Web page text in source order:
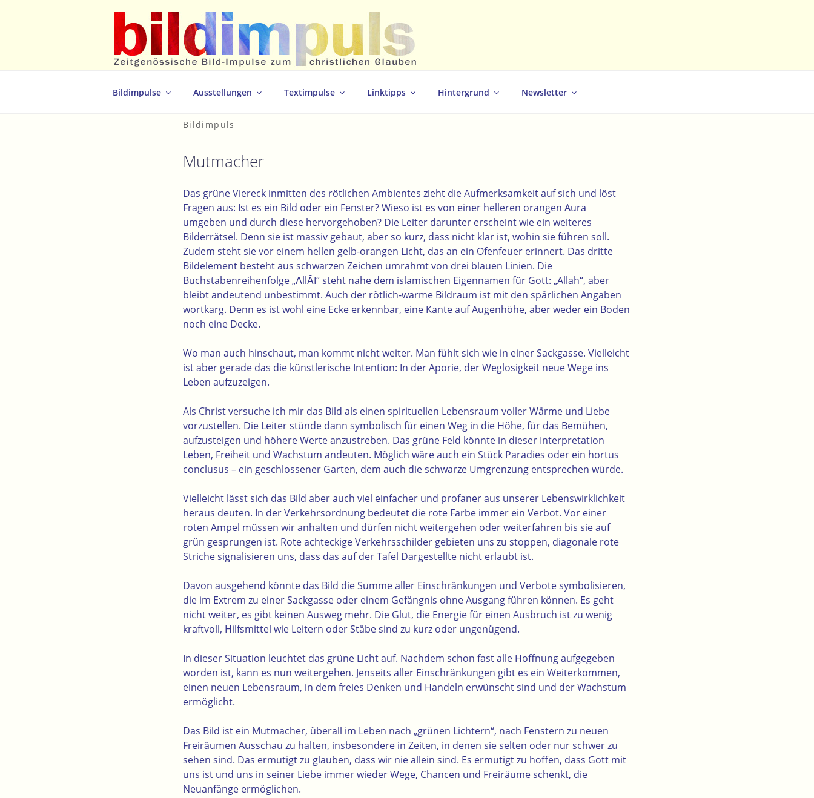
Bildimpulse Ausstellungen Textimpulse Linktipps Hintergrund Newsletter
Bildimpuls
Mutmacher
Das grüne Viereck inmitten des rötlichen Ambientes zieht die Aufmerksamkeit auf sich und löst
Fragen aus: Ist es ein Bild oder ein Fenster? Wieso ist es von einer helleren orangen Aura
umgeben und durch diese hervorgehoben? Die Leiter darunter erscheint wie ein weiteres
Bilderrätsel. Denn sie ist massiv gebaut, aber so kurz, dass nicht klar ist, wohin sie führen soll.
Zudem steht sie vor einem hellen gelb-orangen Licht, das an ein Ofenfeuer erinnert. Das dritte
Bildelement besteht aus schwarzen Zeichen umrahmt von drei blauen Linien. Die
Buchstabenreihenfolge „ꓥllĂI“ steht nahe dem islamischen Eigennamen für Gott: „Allah“, aber
bleibt andeutend unbestimmt. Auch der rötlich-warme Bildraum ist mit den spärlichen Angaben
wortkarg. Denn es ist wohl eine Ecke erkennbar, eine Kante auf Augenhöhe, aber weder ein Boden
noch eine Decke.
Wo man auch hinschaut, man kommt nicht weiter. Man fühlt sich wie in einer Sackgasse. Vielleicht
ist aber gerade das die künstlerische Intention: In der Aporie, der Weglosigkeit neue Wege ins
Leben aufzuzeigen.
Als Christ versuche ich mir das Bild als einen spirituellen Lebensraum voller Wärme und Liebe
vorzustellen. Die Leiter stünde dann symbolisch für einen Weg in die Höhe, für das Bemühen,
aufzusteigen und höhere Werte anzustreben. Das grüne Feld könnte in dieser Interpretation
Leben, Freiheit und Wachstum andeuten. Möglich wäre auch ein Stück Paradies oder ein hortus
conclusus – ein geschlossener Garten, dem auch die schwarze Umgrenzung entsprechen würde.
Vielleicht lässt sich das Bild aber auch viel einfacher und profaner aus unserer Lebenswirklichkeit
heraus deuten. In der Verkehrsordnung bedeutet die rote Farbe immer ein Verbot. Vor einer
roten Ampel müssen wir anhalten und dürfen nicht weitergehen oder weiterfahren bis sie auf
grün gesprungen ist. Rote achteckige Verkehrsschilder gebieten uns zu stoppen, diagonale rote
Striche signalisieren uns, dass das auf der Tafel Dargestellte nicht erlaubt ist.
Davon ausgehend könnte das Bild die Summe aller Einschränkungen und Verbote symbolisieren,
die im Extrem zu einer Sackgasse oder einem Gefängnis ohne Ausgang führen können. Es geht
nicht weiter, es gibt keinen Ausweg mehr. Die Glut, die Energie für einen Ausbruch ist zu wenig
kraftvoll, Hilfsmittel wie Leitern oder Stäbe sind zu kurz oder ungenügend.
In dieser Situation leuchtet das grüne Licht auf. Nachdem schon fast alle Hoffnung aufgegeben
worden ist, kann es nun weitergehen. Jenseits aller Einschränkungen gibt es ein Weiterkommen,
einen neuen Lebensraum, in dem freies Denken und Handeln erwünscht sind und der Wachstum
ermöglicht.
Das Bild ist ein Mutmacher, überall im Leben nach „grünen Lichtern“, nach Fenstern zu neuen
Freiräumen Ausschau zu halten, insbesondere in Zeiten, in denen sie selten oder nur schwer zu
sehen sind. Das ermutigt zu glauben, dass wir nie allein sind. Es ermutigt zu hoffen, dass Gott mit
uns ist und uns in seiner Liebe immer wieder Wege, Chancen und Freiräume schenkt, die
Neuanfänge ermöglichen.